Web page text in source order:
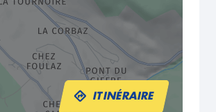
ITINÉRAIRE